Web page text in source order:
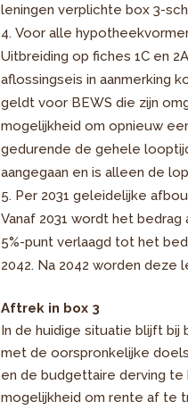
leningen verplichte box 3-
Voor alle
Uitbreiding op fiches 1C en
aflossingseis in aanmerking
geldt voor BEWS die zijn
mogelijkheid om opnieuw
gedurende de gehele
aangegaan en is alleen de
Per 2031 geleidelijke
Vanaf 2031 wordt het
5%-punt verlaagd tot het
2042. Na 2042 worden deze
Aftrek in box 3
In de huidige situatie blijft bij
met de oorspronkelijke
en de budgettaire derving te
mogelijkheid om rente af te